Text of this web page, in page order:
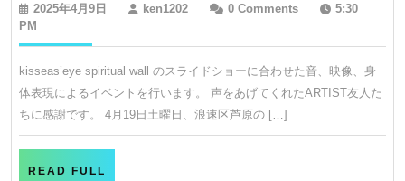
of
a
Spring
Night
〜
2025年4月9日 2025
9
日
ken1202ken12020 Comments
5:30
PM
kisseas’eye spiritual wall のスライドショーに合わせた音、映像、身
体表現によるイベントを行います。 声をあげてくれたARTIST友人た
ちに感謝です。 4月19日土曜日、浪速区芦原の […]
READ FULL